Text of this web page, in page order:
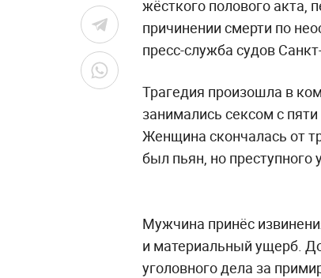
жёсткого полового акта,
причинении смерти по
пресс-служба судов
Трагедия произошла в
занимались сексом с
Женщина скончалась от
был пьян, но
Мужчина принёс
и материальный ущерб.
уголовного дела за